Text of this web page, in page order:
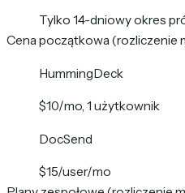
Tylko 14-dniowy okres
Cena początkowa (rozliczenie
HummingDeck
$10/mo, 1 użytkownik
DocSend
$15/user/mo